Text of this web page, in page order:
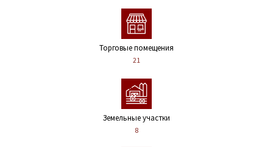
Торговые помещения
21
Земельные участки
8